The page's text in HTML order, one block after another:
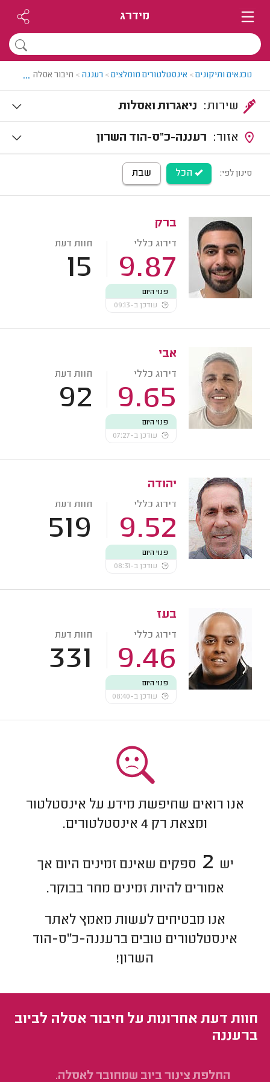
מידרג
טכנאים ותיקונים> אינסטלטורים מומלצים> רעננה > חיבור אסלה לביוב
...
ניאגרות ואסלות
רעננה-כ"ס-הוד השרון
סינון לפי: הכל שבת
ברק
דירוג כללי
9.87
חוות דעת
15
פנוי היום
עודכן ב-09:13
אבי
דירוג כללי
9.65
חוות דעת
92
פנוי היום
עודכן ב-07:27
יהודה
דירוג כללי
9.52
חוות דעת
519
פנוי היום
עודכן ב-08:31
בעז
דירוג כללי
9.46
חוות דעת
331
פנוי היום
עודכן ב-08:40
אנו רואים שחיפשת מידע על אינסטלטור
ומצאת רק 4 אינסטלטורים.
יש 2 ספקים שאינם זמינים היום אך
אמורים להיות זמינים מחר בבוקר.
אנו מבטיחים לעשות מאמץ לאתר
אינסטלטורים טובים ברעננה-כ"ס-הוד
השרון!
חוות דעת אחרונות על חיבור אסלה לביוב
ברעננה
החלפת צינור ביוב שמחובר לאסלה.